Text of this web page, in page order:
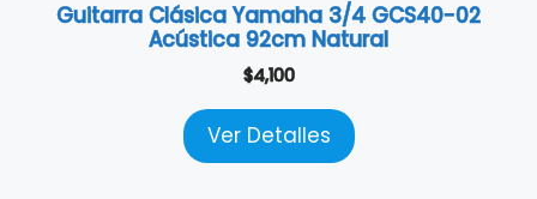
Guitarra Clásica Yamaha 3/4 GCS40-02
Acústica 92cm Natural
$4,100
Ver Detalles